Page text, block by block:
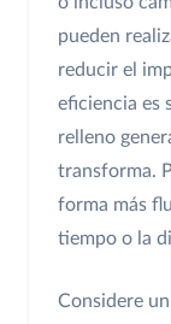
pueden
reducir el
eficiencia es
relleno
transforma.
forma más
tiempo o la
Considere